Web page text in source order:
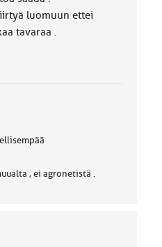
luomuun ettei
tavaraa .
, ei agronetistä .